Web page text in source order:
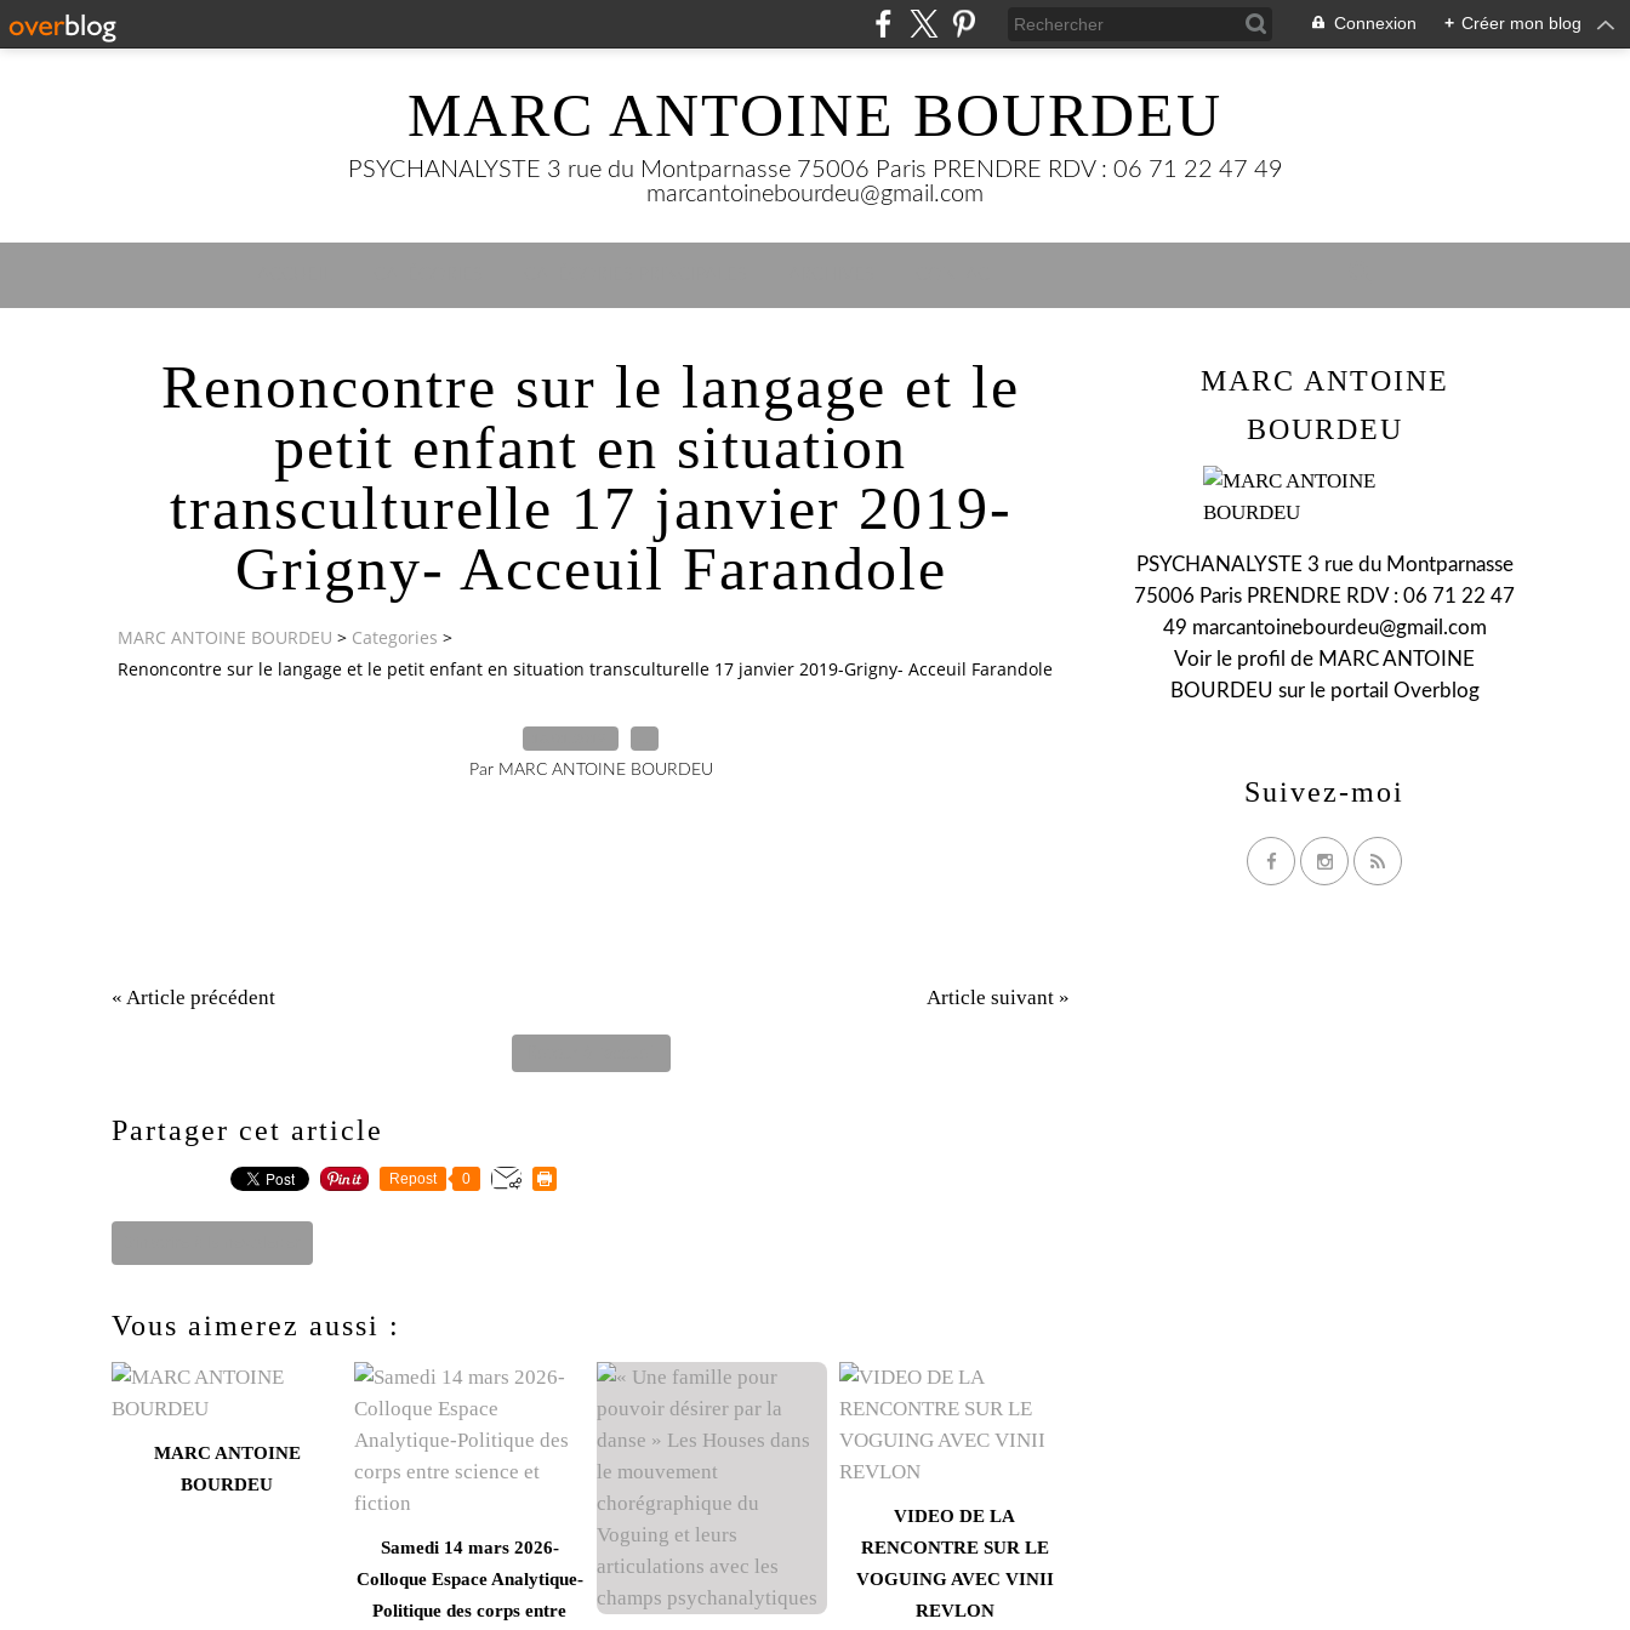
Connexion + Créer mon blog
MARC ANTOINE BOURDEU
PSYCHANALYSTE 3 rue du Montparnasse 75006 Paris PRENDRE RDV : 06 71 22 47 49
marcantoinebourdeu@gmail.com
Renoncontre sur le langage et le
petit enfant en situation
transculturelle 17 janvier 2019-
Grigny- Acceuil Farandole
MARC ANTOINE BOURDEU > Categories >
Renoncontre sur le langage et le petit enfant en situation transculturelle 17 janvier 2019-Grigny- Acceuil Farandole
Par MARC ANTOINE BOURDEU
« Article précédent Article suivant »
Partager cet article
Repost 0
Vous aimerez aussi :
MARC ANTOINE
BOURDEU
Samedi 14 mars 2026-
Colloque Espace Analytique-
Politique des corps entre
VIDEO DE LA
RENCONTRE SUR LE
VOGUING AVEC VINII
REVLON
MARC ANTOINE
BOURDEU
PSYCHANALYSTE 3 rue du Montparnasse
75006 Paris PRENDRE RDV : 06 71 22 47
49 marcantoinebourdeu@gmail.com
Voir le profil de MARC ANTOINE
BOURDEU sur le portail Overblog
Suivez-moi